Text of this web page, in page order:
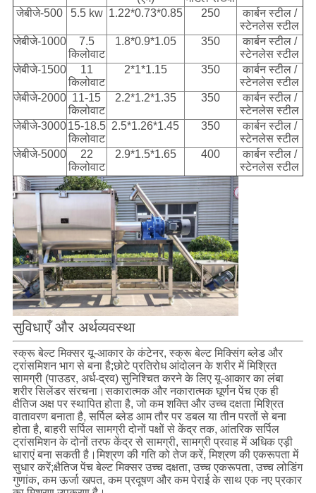
जेबीजे-500
5.5 kw 1.22*0.73*0.85 250
कार्बन स्टील /
स्टेनलेस स्टील
जेबीजे-1000
7.5
किलोवाट
1.8*0.9*1.05 350
कार्बन स्टील /
स्टेनलेस स्टील
जेबीजे-1500
11
किलोवाट
2*1*1.15 350
कार्बन स्टील /
स्टेनलेस स्टील
जेबीजे-2000 11-15
किलोवाट
2.2*1.2*1.35 350
कार्बन स्टील /
स्टेनलेस स्टील
जेबीजे-300015-18.5
किलोवाट
2.5*1.26*1.45 350
कार्बन स्टील /
स्टेनलेस स्टील
जेबीजे-5000
22
किलोवाट
2.9*1.5*1.65 400
कार्बन स्टील /
स्टेनलेस स्टील
सुविधाएँ और अर्थव्यवस्था
स्क्रू बेल्ट मिक्सर यू-आकार के कंटेनर, स्क्रू बेल्ट मिक्सिंग ब्लेड और
ट्रांसमिशन भाग से बना है;छोटे प्रतिरोध आंदोलन के शरीर में मिश्रित
सामग्री (पाउडर, अर्ध-द्रव) सुनिश्चित करने के लिए यू-आकार का लंबा
शरीर सिलेंडर संरचना।सकारात्मक और नकारात्मक घूर्णन पेंच एक ही
क्षैतिज अक्ष पर स्थापित होता है, जो कम शक्ति और उच्च दक्षता मिश्रित
वातावरण बनाता है, सर्पिल ब्लेड आम तौर पर डबल या तीन परतों से बना
होता है, बाहरी सर्पिल सामग्री दोनों पक्षों से केंद्र तक, आंतरिक सर्पिल
ट्रांसमिशन के दोनों तरफ केंद्र से सामग्री, सामग्री प्रवाह में अधिक एड़ी
धाराएं बना सकती है।मिश्रण की गति को तेज करें, मिश्रण की एकरूपता में
सुधार करें;क्षैतिज पेंच बेल्ट मिक्सर उच्च दक्षता, उच्च एकरूपता, उच्च लोडिंग
गुणांक, कम ऊर्जा खपत, कम प्रदूषण और कम पेराई के साथ एक नए प्रकार